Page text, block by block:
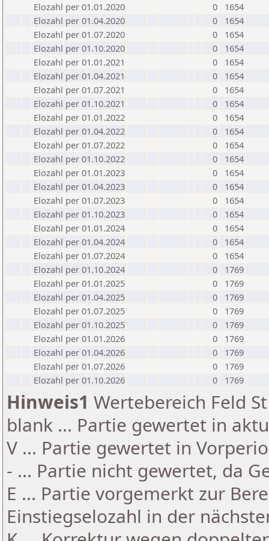
Elozahl per 01.01.2020
0
1654
Elozahl per 01.04.2020
0
1654
Elozahl per 01.07.2020
0
1654
Elozahl per 01.10.2020
0
1654
Elozahl per 01.01.2021
0
1654
Elozahl per 01.04.2021
0
1654
Elozahl per 01.07.2021
0
1654
Elozahl per 01.10.2021
0
1654
Elozahl per 01.01.2022
0
1654
Elozahl per 01.04.2022
0
1654
Elozahl per 01.07.2022
0
1654
Elozahl per 01.10.2022
0
1654
Elozahl per 01.01.2023
0
1654
Elozahl per 01.04.2023
0
1654
Elozahl per 01.07.2023
0
1654
Elozahl per 01.10.2023
0
1654
Elozahl per 01.01.2024
0
1654
Elozahl per 01.04.2024
0
1654
Elozahl per 01.07.2024
0
1654
Elozahl per 01.10.2024
0
1769
Elozahl per 01.01.2025
0
1769
Elozahl per 01.04.2025
0
1769
Elozahl per 01.07.2025
0
1769
Elozahl per 01.10.2025
0
1769
Elozahl per 01.01.2026
0
1769
Elozahl per 01.04.2026
0
1769
Elozahl per 01.07.2026
0
1769
Elozahl per 01.10.2026
0 1769
Hinweis1 Wertebereich Feld
blank ... Partie gewertet in
V ... Partie gewertet in
- ... Partie nicht gewertet, da
E ... Partie vorgemerkt zur
Einstiegselozahl in der